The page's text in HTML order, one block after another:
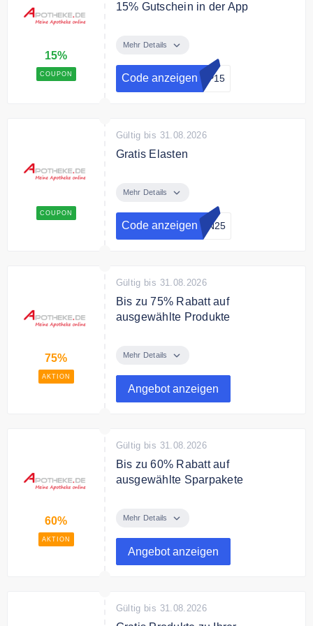
15%
COUPON
15% Gutschein in der App
Code 15% Rabatt. Jetzt
Mehr Details
Code anzeigen PP15
COUPON
Gültig bis 31.08.2026
Gratis Elasten
Boost gratis zu Deiner Bestellung
Mehr Details
Code anzeigen EN25
75%
AKTION
Gültig bis 31.08.2026
Bis zu 75% Rabatt auf
ausgewählte Produkte
ausgewählte Produkte.
Mehr Details
Angebot anzeigen
60%
AKTION
Gültig bis 31.08.2026
Bis zu 60% Rabatt auf
ausgewählte Sparpakete
ausgewählte Sparpakete.
Mehr Details
Angebot anzeigen
Gültig bis 31.08.2026